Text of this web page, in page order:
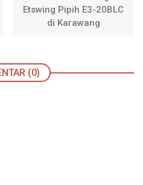
Etswing Pipih E3-20BLC
di Karawang
(0)